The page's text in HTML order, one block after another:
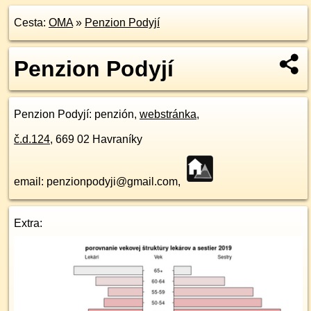
Cesta: OMA» Penzion Podyjí
Penzion Podyjí
Penzion Podyjí: penzión, webstránka,
č.d.124, 669 02 Havraníky
email: penzionpodyji@gmail.com,
Extra: